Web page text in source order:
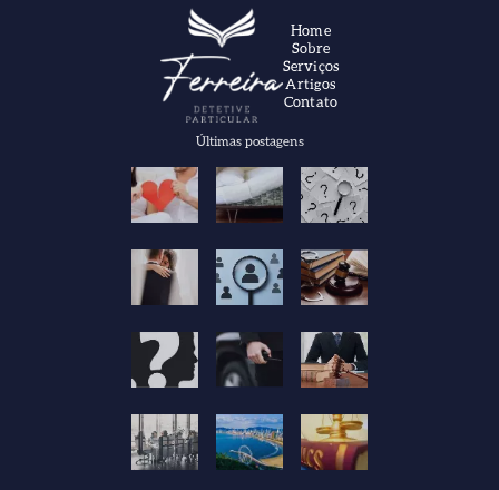
Home
Sobre
Serviços
Artigos
Contato
Últimas postagens